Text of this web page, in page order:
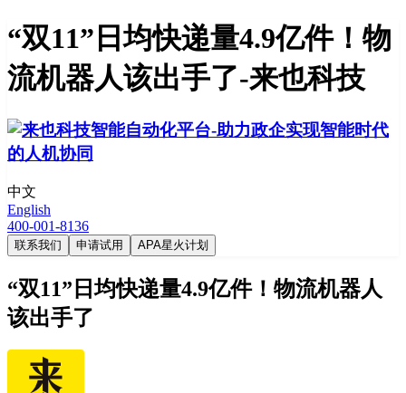
“双11”日均快递量4.9亿件！物
流机器人该出手了-来也科技
中文
English
400-001-8136
联系我们 申请试用 APA星火计划
“双11”日均快递量4.9亿件！物流机器人
该出手了